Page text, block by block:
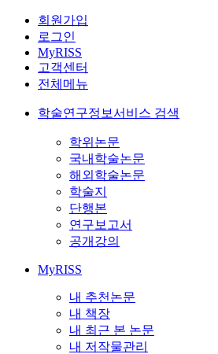
회원가입
로그인
MyRISS
고객센터
전체메뉴
학술연구정보서비스 검색
학위논문
국내학술논문
해외학술논문
학술지
단행본
연구보고서
공개강의
MyRISS
내 추천논문
내 책장
내 최근 본 논문
내 저작물관리